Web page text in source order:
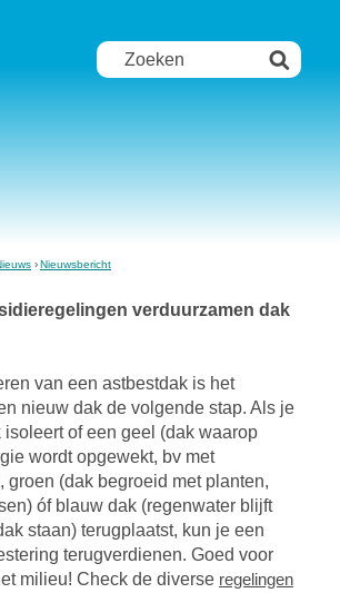
Nieuwsbericht
verduurzamen dak
van een astbestdak is het
nieuw dak de volgende stap. Als je
isoleert of een geel (dak waarop
wordt opgewekt, bv met
groen (dak begroeid met planten,
óf blauw dak (regenwater blijft
staan) terugplaatst, kun je een
terugverdienen. Goed voor
milieu! Check de diverse regelingen